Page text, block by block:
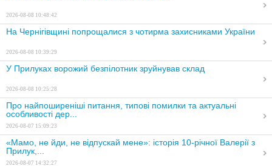
2026-08-08 10:48:42
На Чернігівщині попрощалися з чотирма захисниками України
2026-08-08 10:39:29
У Прилуках ворожий безпілотник зруйнував склад
2026-08-08 10:25:28
Про найпоширеніші питання, типові помилки та актуальні
особливості дер...
2026-08-07 15:09:23
«Мамо, не йди, не відпускай мене»: історія 10-річної Валерії з
Прилук,...
2026-08-07 14:32:27